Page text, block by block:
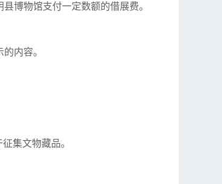
博物馆支付一定数额的借展费。
内容。
集文物藏品。